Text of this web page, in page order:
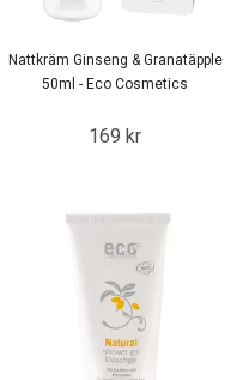
Nattkräm Ginseng & Granatäpple
50ml - Eco Cosmetics
169 kr